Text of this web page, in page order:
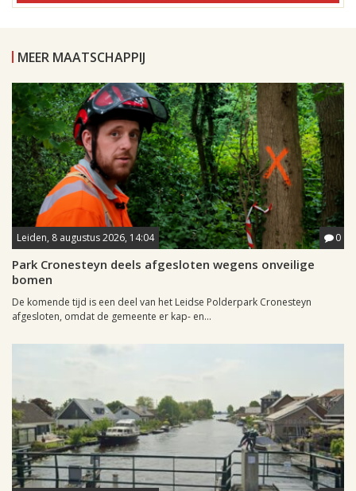
MEER MAATSCHAPPIJ
Leiden, 8 augustus 2026, 14:04 0
Park Cronesteyn deels afgesloten wegens onveilige
bomen
De komende tijd is een deel van het Leidse Polderpark Cronesteyn
afgesloten, omdat de gemeente er kap- en...